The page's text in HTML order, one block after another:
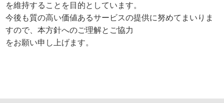
を維持することを目的としています。
今後も質の高い価値あるサービスの提供に努めてまいりま
すので、本方針へのご理解とご協力
をお願い申し上げます。